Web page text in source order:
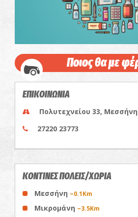
Ποιος θα με
ΕΠΙΚΟΙΝΩΝΙΑ
Πολυτεχνείου 33, Μεσσήνη
27220 23773
ΚΟΝΤΙΝΕΣ ΠΟΛΕΙΣ/ΧΩΡΙΑ
Μεσσήνη ~0.1Km
Μικρομάνη ~3.5Km